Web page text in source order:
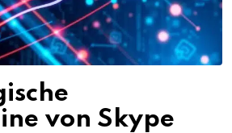
von Skype